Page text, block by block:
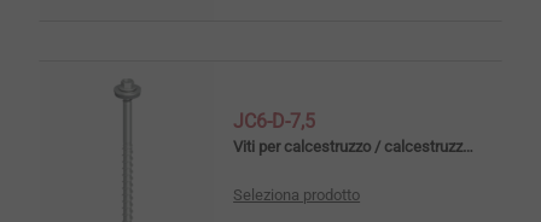
JC6-D-7,5
Viti per calcestruzzo / calcestruzzo cellulare
Seleziona prodotto